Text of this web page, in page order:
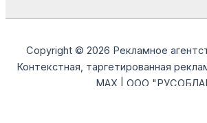
Copyright © 2026 Рекламное
Контекстная, таргетированная
MAX | ООО